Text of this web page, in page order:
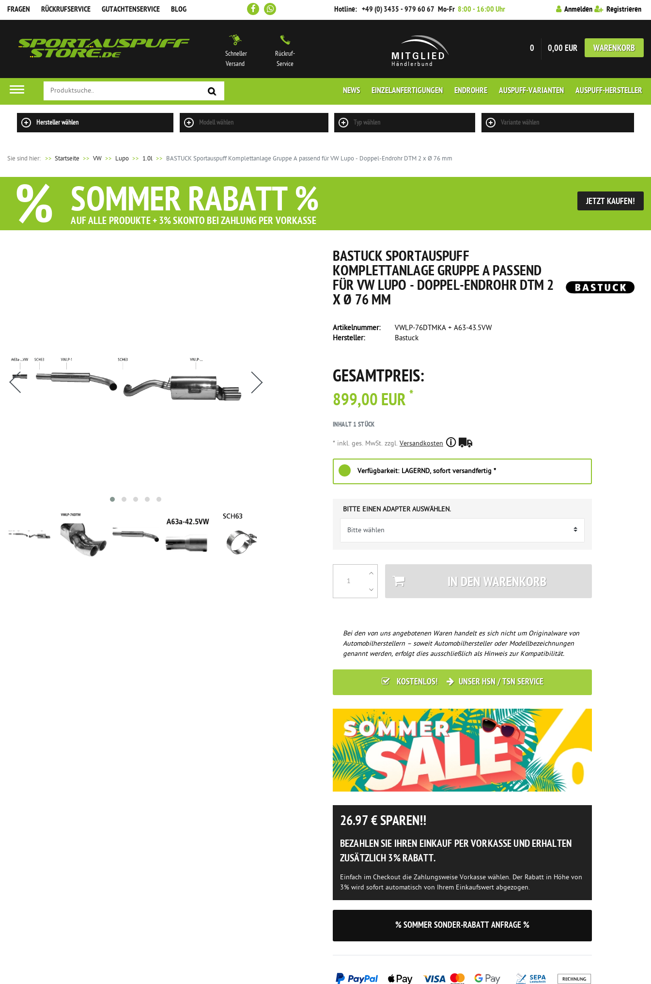
FRAGEN RÜCKRUFSERVICE GUTACHTENSERVICE BLOG Hotline: +49 (0) 3435 - 979 60 67 Mo-Fr 8:00 - 16:00 Uhr Anmelden Registrieren
0 0,00 EUR WARENKORB
Schneller
Versand
Rückruf-
Service
NEWS EINZELANFERTIGUNGEN ENDROHRE AUSPUFF-VARIANTEN AUSPUFF-HERSTELLER
Hersteller wählen Modell wählen Typ wählen Variante wählen
Sie sind hier: >> Startseite VW Lupo 1.0l BASTUCK Sportauspuff Komplettanlage Gruppe A passend für VW Lupo - Doppel-Endrohr DTM 2 x Ø 76 mm
% SOMMER RABATT %
AUF ALLE PRODUKTE + 3% SKONTO BEI ZAHLUNG PER VORKASSE
JETZT KAUFEN!
BASTUCK SPORTAUSPUFF
KOMPLETTANLAGE GRUPPE A PASSEND
FÜR VW LUPO - DOPPEL-ENDROHR DTM 2
X Ø 76 MM
Artikelnummer:
VWLP-76DTMKA + A63-43.5VW
Hersteller:
Bastuck
GESAMTPREIS:
899,00 EUR *
INHALT 1STÜCK
* inkl. ges. MwSt. zzgl. Versandkosten
Verfügbarkeit: LAGERND, sofort versandfertig *
BITTE EINEN ADAPTER AUSWÄHLEN.
IN DEN WARENKORB
Bei den von uns angebotenen Waren handelt es sich nicht um Originalware von
Automobilherstellern – soweit Automobilhersteller oder Modellbezeichnungen
genannt werden, erfolgt dies ausschließlich als Hinweis zur Kompatibilität.
KOSTENLOS! UNSER HSN / TSN SERVICE
26.97€ SPAREN!!
BEZAHLEN SIE IHREN EINKAUF PER VORKASSE UND ERHALTEN
ZUSÄTZLICH 3% RABATT.
Einfach im Checkout die Zahlungsweise Vorkasse wählen. Der Rabatt in Höhe von
3% wird sofort automatisch von Ihrem Einkaufswert abgezogen.
% SOMMER SONDER-RABATT ANFRAGE %